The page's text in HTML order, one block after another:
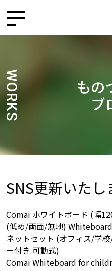
WORKS
もの
ブ
SNS更新いたし
Comai ホワイトボード (幅
(低め/両面/無地)
ネットセット (オフィス/学
ー付き 可動式)
Comai Whiteboard for